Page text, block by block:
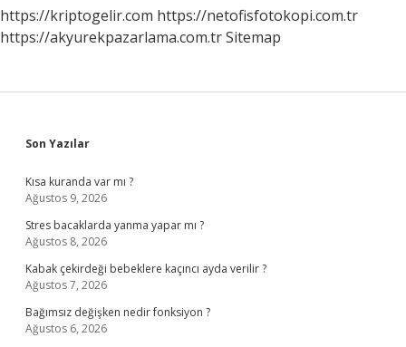
https://kriptogelir.com https://netofisfotokopi.com.tr
https://akyurekpazarlama.com.trSitemap
Sidebar
Son Yazılar
Kısa kuranda var mı ?
Ağustos 9, 2026
Stres bacaklarda yanma yapar mı ?
Ağustos 8, 2026
Kabak çekirdeği bebeklere kaçıncı ayda verilir ?
Ağustos 7, 2026
Bağımsız değişken nedir fonksiyon ?
Ağustos 6, 2026